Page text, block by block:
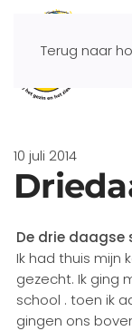
Terug naar
10 juli 2014
De drie daagse
Ik had thuis mijn
gezecht. Ik ging
school . toen ik
gingen ons